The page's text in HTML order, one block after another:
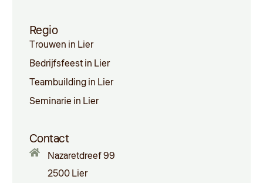
Regio
Trouwen in Lier
Bedrijfsfeest in Lier
Teambuilding in Lier
Seminarie in Lier
Contact
Nazaretdreef 99
2500 Lier